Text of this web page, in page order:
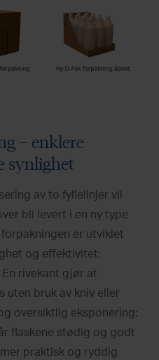
– enklere
synlighet
av to fyllelinjer vil
bli levert i en ny type
er utviklet
og effektivitet:
rivekant gjør at
uten bruk av kniv eller
oversiktlig eksponering:
flaskene stødig og godt
praktisk og ryddig